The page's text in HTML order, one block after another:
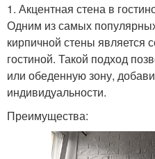
1. Акцентная стена в
Одним из самых
кирпичной стены является
гостиной. Такой подход
или обеденную зону,
индивидуальности.
Преимущества: